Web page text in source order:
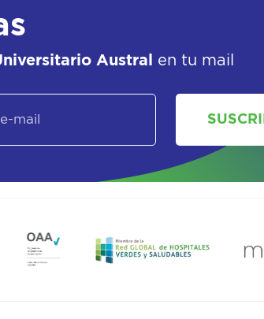
Austral en tu mail